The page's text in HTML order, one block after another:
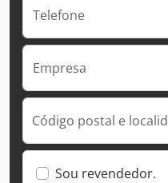
Telefone
Empresa
Código postal e
Sou revendedor.